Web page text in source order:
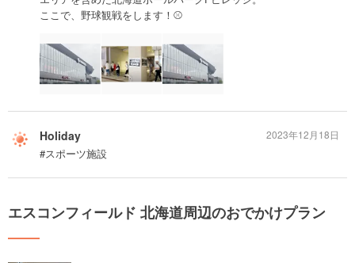
ここで、野球観戦をします！⚾️
Holiday
#スポーツ施設
2023年12月18日
エスコンフィールド 北海道周辺のおでかけプラン